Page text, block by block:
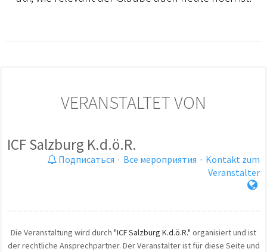
VERANSTALTET VON
ICF Salzburg K.d.ö.R.
Подписаться · Все мероприятия · Kontakt zum
Veranstalter
Die Veranstaltung wird durch "ICF Salzburg K.d.ö.R." organisiert und ist
der rechtliche Ansprechpartner. Der Veranstalter ist für diese Seite und